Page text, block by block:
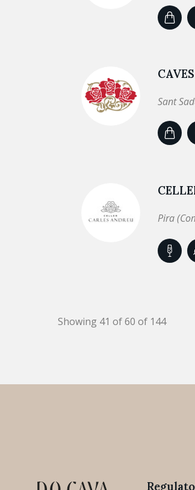
Sant
Pira
Showing 41 of 60 of 144